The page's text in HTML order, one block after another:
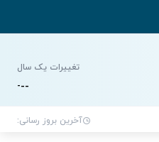
تغییرات یک سال
-
-
-
آخرین بروز رسانی: